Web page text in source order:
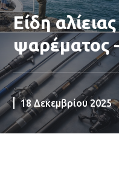
Είδη
ψαρέματος
18 Δεκεμβρίου 2025